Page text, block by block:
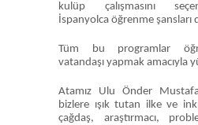
kulüp çalışmasını
İspanyolca öğrenme şansları
Tüm bu programlar
vatandaşı yapmak amacıyla
Atamız Ulu Önder
bizlere ışık tutan ilke ve
çağdaş, araştırmacı,